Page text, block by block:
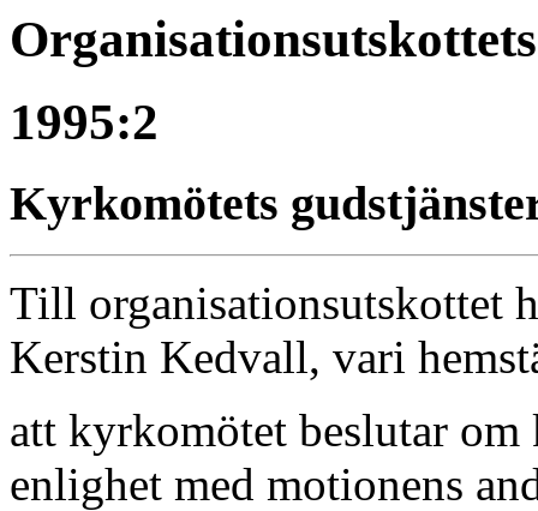
1995:2
Kyrkomötets
Till organisationsutskottet
Kerstin Kedvall, vari
att kyrkomötet beslutar
enlighet med motionens